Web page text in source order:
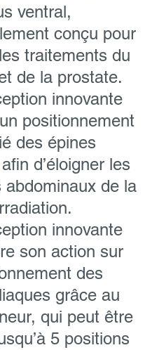
ventral,
conçu pour
traitements du
de la prostate.
innovante
positionnement
des épines
d’éloigner les
abdominaux de la
innovante
son action sur
des
grâce au
qui peut être
5 positions